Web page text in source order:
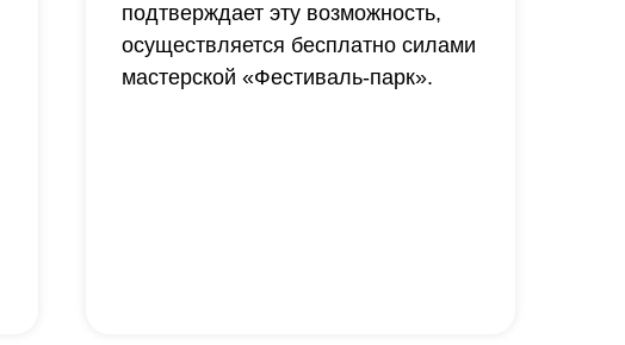
подтверждает эту возможность,
осуществляется бесплатно силами
мастерской «Фестиваль-парк».